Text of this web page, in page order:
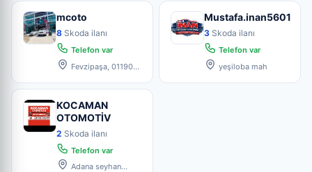
mcoto
8 Skoda ilanı
Telefon var
Fevzipaşa, 01190
Mustafa.inan5601
3 Skoda ilanı
Telefon var
yeşiloba mah
KOCAMAN
OTOMOTİV
2 Skoda ilanı
Telefon var
Adana seyhan